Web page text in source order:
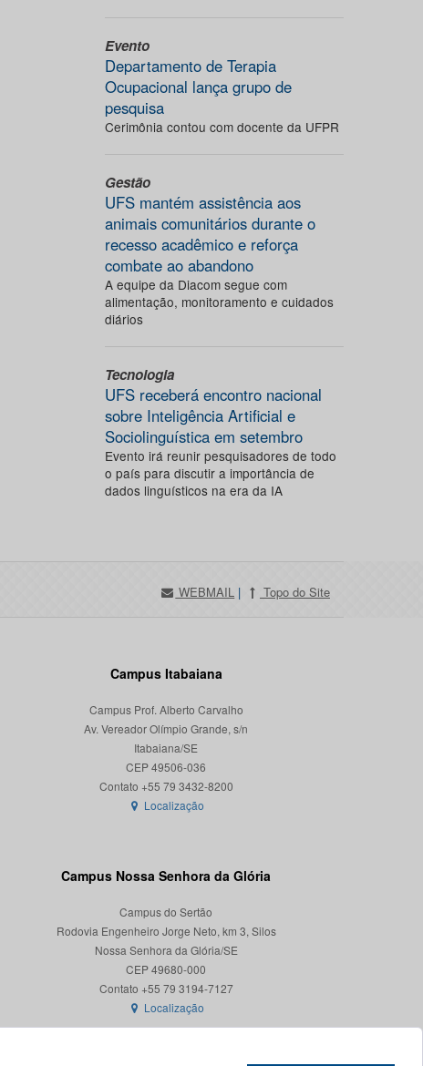
Evento
Departamento de Terapia
Ocupacional lança grupo de
pesquisa
Cerimônia contou com docente da UFPR
Gestão
UFS mantém assistência aos
animais comunitários durante o
recesso acadêmico e reforça
combate ao abandono
A equipe da Diacom segue com
alimentação, monitoramento e cuidados
diários
Tecnologia
UFS receberá encontro nacional
sobre Inteligência Artificial e
Sociolinguística em setembro
Evento irá reunir pesquisadores de todo
o país para discutir a importância de
dados linguísticos na era da IA
WEBMAIL | Topo do Site
Campus Itabaiana
Campus Prof. Alberto Carvalho
Av. Vereador Olímpio Grande, s/n
Itabaiana/SE
CEP 49506-036
Localização
Campus Nossa Senhora da Glória
Campus do Sertão
Rodovia Engenheiro Jorge Neto, km 3, Silos
Nossa Senhora da Glória/SE
CEP 49680-000
Contato +55 79 3194-7127
Localização